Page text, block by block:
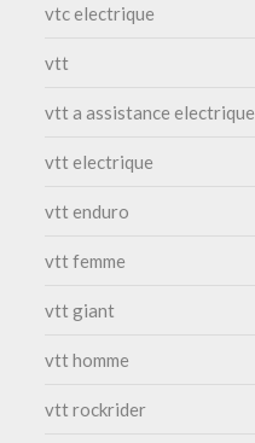
vtc electrique
vtt
vtt a assistance electrique
vtt electrique
vtt enduro
vtt femme
vtt giant
vtt homme
vtt rockrider